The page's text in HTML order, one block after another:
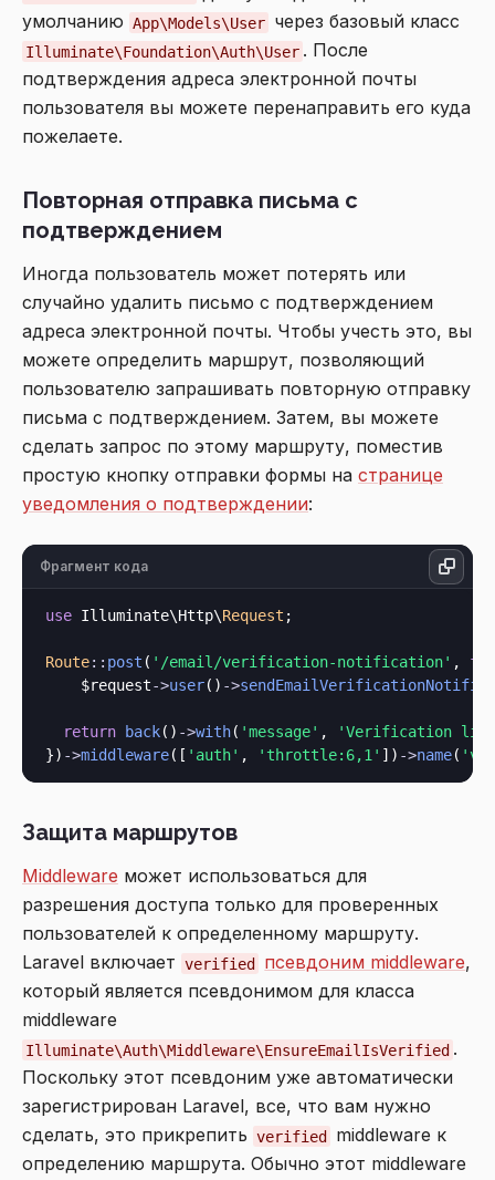
умолчанию App\Models\User через базовый класс
Illuminate\Foundation\Auth\User . После
подтверждения адреса электронной почты
пользователя вы можете перенаправить его куда
пожелаете.
Повторная отправка письма с
подтверждением
Иногда пользователь может потерять или
случайно удалить письмо с подтверждением
адреса электронной почты. Чтобы учесть это, вы
можете определить маршрут, позволяющий
пользователю запрашивать повторную отправку
письма с подтверждением. Затем, вы можете
сделать запрос по этому маршруту, поместив
простую кнопку отправки формы на странице
уведомления о подтверждении:
Фрагмент кода
use Illuminate\Http\Request ;
Route:: post ( '/email/verification-notification' ,
    $request
->user() ->
return back() ->with( 'message' ,
'Verification
}) ->middleware([ 'auth' , 'throttle:6,1' ]) ->name(
Защита маршрутов
Middleware может использоваться для
разрешения доступа только для проверенных
пользователей к определенному маршруту.
Laravel включает verified псевдоним middleware,
который является псевдонимом для класса
middleware
Illuminate\Auth\Middleware\EnsureEmailIsVerified .
Поскольку этот псевдоним уже автоматически
зарегистрирован Laravel, все, что вам нужно
сделать, это прикрепить verified middleware к
определению маршрута. Обычно этот middleware